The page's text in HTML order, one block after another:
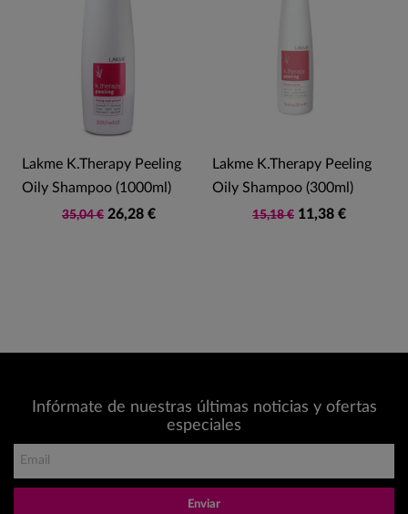
Lakme K.Therapy Peeling
Oily Shampoo (1000ml)
35,04 € 26,28 €
Lakme K.Therapy Peeling
Oily Shampoo (300ml)
15,18 € 11,38 €
Infórmate de nuestras últimas noticias y ofertas
especiales
Enviar